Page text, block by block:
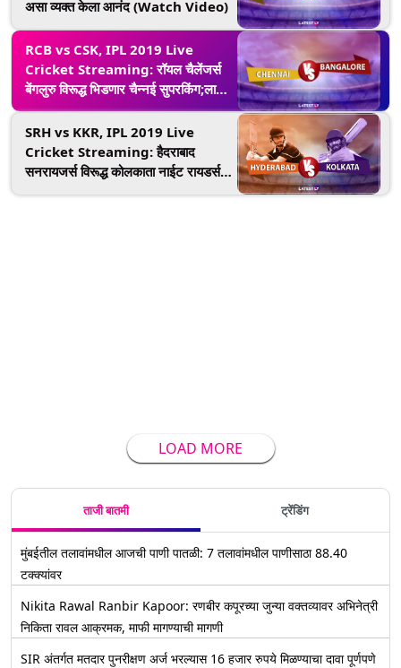
असा व्यक्त केला आनंद (Watch Video)
RCB vs CSK, IPL 2019 Live
Cricket Streaming: रॉयल चैलेंजर्स
बेंगलुरु विरूद्ध भिडणार चैन्नई सुपरकिंग;लाईव्ह
थरार ऑनलाईन पहा Star Sports आणि
Hotstar Online वर
SRH vs KKR, IPL 2019 Live
Cricket Streaming: हैदराबाद
सनरायजर्स विरूद्ध कोलकाता नाईट रायडर्स
LOAD MORE
ताजी बातमी ट्रेंडिंग
मुंबईतील तलावांमधील आजची पाणी पातळी: 7 तलावांमधील पाणीसाठा 88.40
टक्क्यांवर
Nikita Rawal Ranbir Kapoor: रणबीर कपूरच्या जुन्या वक्तव्यावर अभिनेत्री
निकिता रावल आक्रमक, माफी मागण्याची मागणी
SIR अंतर्गत मतदार पुनरीक्षण अर्ज भरल्यास 16 हजार रुपये मिळण्याचा दावा पूर्णपणे